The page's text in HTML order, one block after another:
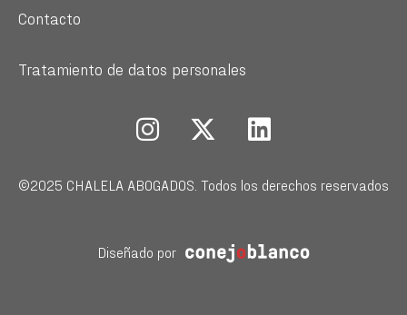
Contacto
Tratamiento de datos personales
©2025 CHALELA ABOGADOS. Todos los derechos reservados
Diseñado por